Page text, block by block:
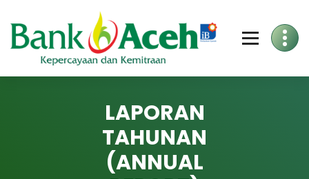
to
Content
LAPORAN
TAHUNAN
(ANNUAL